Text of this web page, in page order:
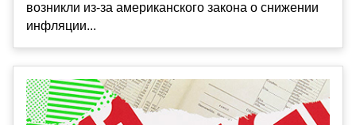
возникли из-за американского закона о снижении
инфляции...